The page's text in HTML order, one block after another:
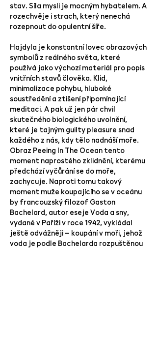
stav. Síla mysli je mocným hybatelem. A
rozechvěje i strach, který nenechá
rozepnout do opulentní šíře.
Hajdyla je konstantní lovec obrazových
symbolů z reálného světa, které
používá jako výchozí materiál pro popis
vnitřních stavů člověka. Klid,
minimalizace pohybu, hluboké
soustředění a ztišení připomínající
meditaci. A pak už jen pár chvil
skutečného biologického uvolnění,
které je tajným guilty pleasure snad
každého z nás, kdy tělo nadnáší moře.
Obraz Peeing In The Ocean tento
moment naprostého zklidnění, kterému
předchází vyčůrání se do moře,
zachycuje. Naproti tomu takový
moment muže koupajícího se v oceánu
by francouzský filozof Gaston
Bachelard, autor eseje Voda a sny,
vydané v Paříži v roce 1942, vykládal
ještě odvážněji – koupání v moři, jehož
voda je podle Bachelarda rozpuštěnou